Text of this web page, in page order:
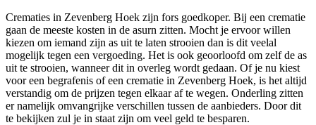
Crematies in Zevenberg Hoek zijn fors goedkoper. Bij een crematie
gaan de meeste kosten in de asurn zitten. Mocht je ervoor willen
kiezen om iemand zijn as uit te laten strooien dan is dit veelal
mogelijk tegen een vergoeding. Het is ook geoorloofd om zelf de as
uit te strooien, wanneer dit in overleg wordt gedaan. Of je nu kiest
voor een begrafenis of een crematie in Zevenberg Hoek, is het altijd
verstandig om de prijzen tegen elkaar af te wegen. Onderling zitten
er namelijk omvangrijke verschillen tussen de aanbieders. Door dit
te bekijken zul je in staat zijn om veel geld te besparen.